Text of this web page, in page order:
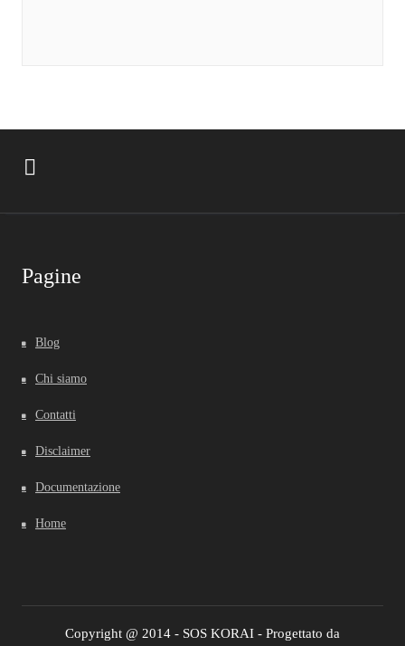
Pagine
Blog
Chi siamo
Contatti
Disclaimer
Documentazione
Home
Copyright @ 2014 - SOS KORAI - Progettato da